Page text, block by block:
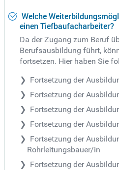
Welche
einen Tiefbaufacharbeiter?
Da der Zugang zum Beruf
Berufsausbildung führt,
fortsetzen. Hier haben Sie
Fortsetzung der
Fortsetzung der
Fortsetzung der
Fortsetzung der
Fortsetzung der
Rohrleitungsbauer/in
Fortsetzung der